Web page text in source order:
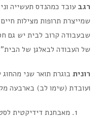
רגב עובד כמהנדס תעשייה
שמייצרת תרופות מצילות
שבעבודה קרוב לבית יש גם
של העבודה לבאלגן של
רונית בוגרת תואר שני
ועובדת (שימו לב) בארבעה
מאבחנת דידיקטית